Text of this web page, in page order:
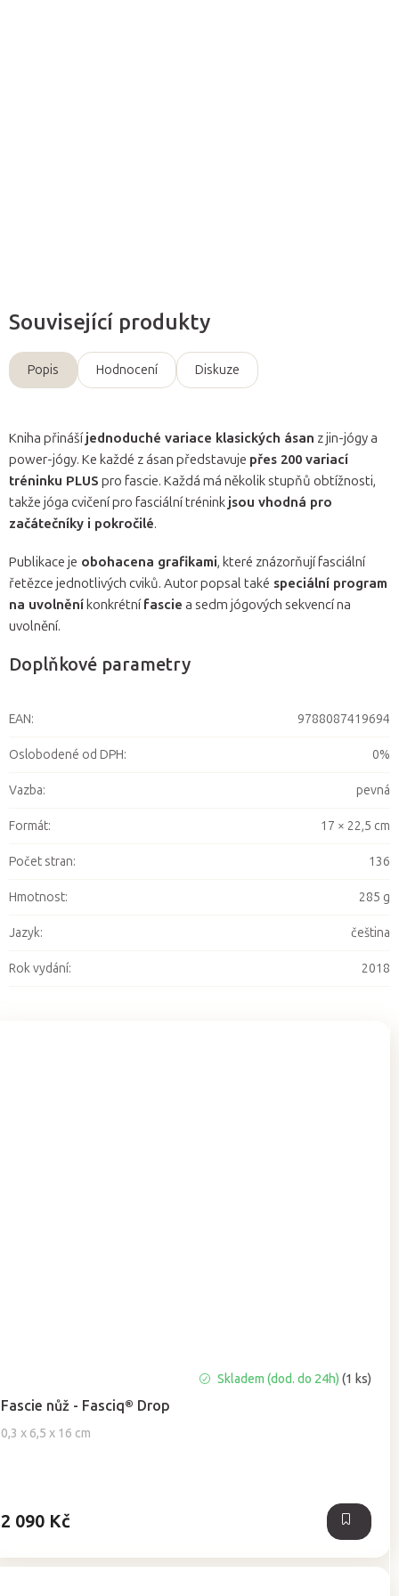
Související produkty
Fascie nůž - Fasciq® Drop
0,3 x 6,5 x 16 cm
Skladem (dod. do 24h) (1 ks)
2 090 Kč
Popis Hodnocení Diskuze
Kniha přinášíjednoduché variace klasických ásan z jin-jógy a
power-jógy. Ke každé z ásan představuje přes 200 variací
tréninku PLUS pro fascie. Každá má několik stupňů obtížnosti,
takže jóga cvičení pro fasciální trénink jsou vhodná pro
začátečníky i pokročilé.
Publikace je obohacena grafikami, které znázorňují fasciální
řetězce jednotlivých cviků. Autor popsal také speciální program
na uvolnění konkrétnífascie a sedm jógových sekvencí na
uvolnění.
Doplňkové parametry
EAN: 9788087419694
Oslobodené od DPH: 0%
Vazba: pevná
Formát: 17 × 22,5 cm
Počet stran: 136
Hmotnost: 285 g
Jazyk: čeština
Rok vydání: 2018